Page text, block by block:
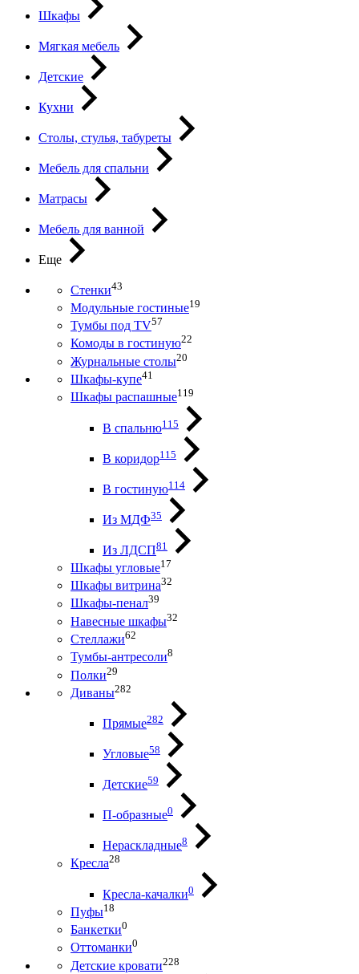
Шкафы
Мягкая мебель
Детские
Кухни
Столы, стулья, табуреты
Мебель для спальни
Матрасы
Мебель для ванной
Еще
Стенки43
Модульные гостиные19
Тумбы под ТV57
Комоды в гостиную22
Журнальные столы20
Шкафы-купе41
Шкафы распашные119
В спальню115
В коридор115
В гостиную114
Из МДФ35
Из ЛДСП81
Шкафы угловые17
Шкафы витрина32
Шкафы-пенал39
Навесные шкафы32
Стеллажи62
Тумбы-антресоли8
Полки29
Диваны282
Прямые282
Угловые58
Детские59
П-образные0
Нераскладные8
Кресла28
Кресла-качалки0
Пуфы18
Банкетки0
Оттоманки0
Детские кровати228